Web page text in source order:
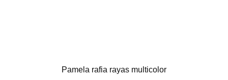
Pamela rafia rayas multicolor